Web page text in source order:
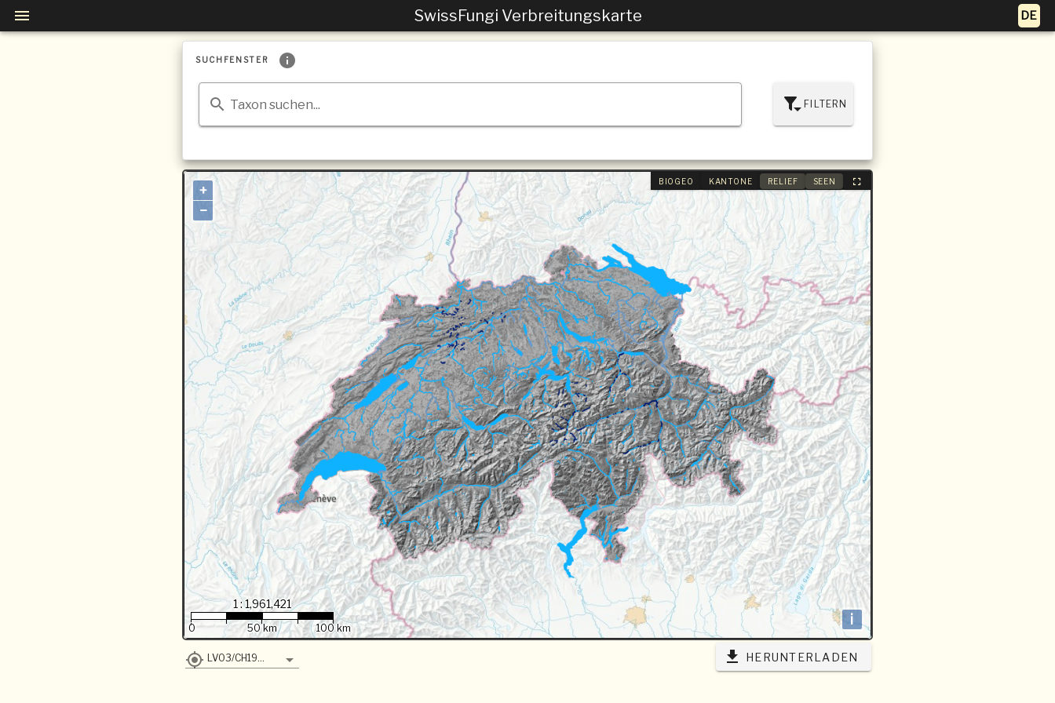
SwissFungi Verbreitungskarte
SUCHFENSTER
Taxon suchen... FILTERN
BIOGEO KANTONE RELIEF SEEN
+
−
i
1 : 1,961,421
0 50 km 100 km
LV03/CH1903 HERUNTERLADEN